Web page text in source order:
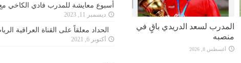
المدرب لسعد الدريدي باقٍ في
منصبه
أغسطس 8, 2026
أسبوع معايشة للمدرب فادي الكاخي
ديسمبر 11, 2023
الحداد معلقاً على القناة العراقية
أكتوبر 6, 2021